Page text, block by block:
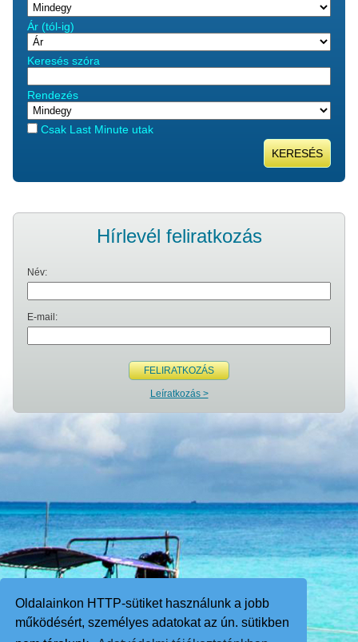
Oldalainkon HTTP-sütiket használunk a jobb
működésért, személyes adatokat az ún. sütikben
Ár (tól-ig)
Keresés szóra
Rendezés
Csak Last Minute utak
KERESÉS
Hírlevél feliratkozás
Név:
E-mail:
FELIRATKOZÁS
Leíratkozás >